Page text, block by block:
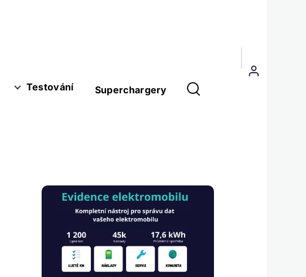
Testování Superchargery
Menu
uživatelského
Obrázek